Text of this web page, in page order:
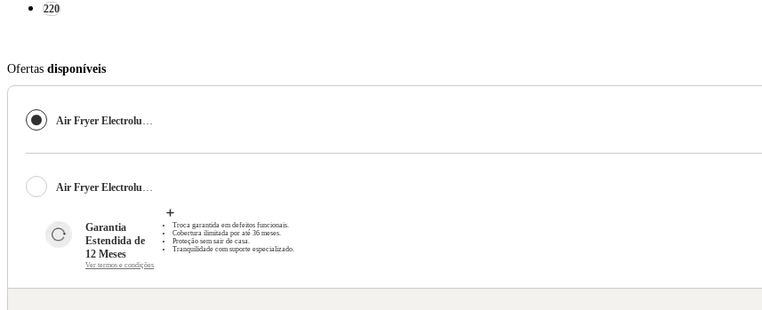
220
Ofertas disponíveis
Air Fryer Electrolux por Rita Lobo com 5,1L e Visor Cinza Expert - EAF170
Air Fryer Electrolux por Rita Lobo com 5,1L e Visor Cinza Expert - EAF170
Garantia
Estendida de
12 Meses
Ver termos e condições
Troca garantida em defeitos funcionais.
Cobertura ilimitada por até 36 meses.
Proteção sem sair de casa.
Tranquilidade com suporte especializado.